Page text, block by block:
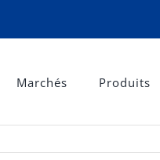
Marchés Produits